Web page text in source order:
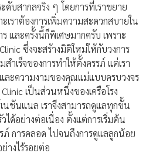
ดับสากลจริง ๆ โดยการที่เราขยาย
ราต้องการเพิ่มความสะดวกสบายใน
ร และครั้งนี้ก็พิเศษมากครับ เพราะ
ซึ่งจะสร้างมิติใหม่ให้กับวงการ
สำเร็จของการทำให้ตั้งครรภ์ แต่เรา
และความงามของคุณแม่แบบครบวงจร
เป็นส่วนหนึ่งของเครือโรง
นชันแนล เราจึงสามารถดูแลทุกขั้น
ได้อย่างต่อเนื่อง ตั้งแต่การเริ่มต้น
ภ์ การคลอด ไปจนถึงการดูแลลูกน้อย
างไร้รอยต่อ